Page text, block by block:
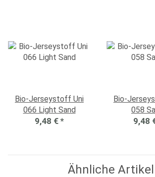
Bio-Jerseystoff Uni
066 Light Sand
9,48 € *
Bio-
058
9,48
Ähnliche Artikel